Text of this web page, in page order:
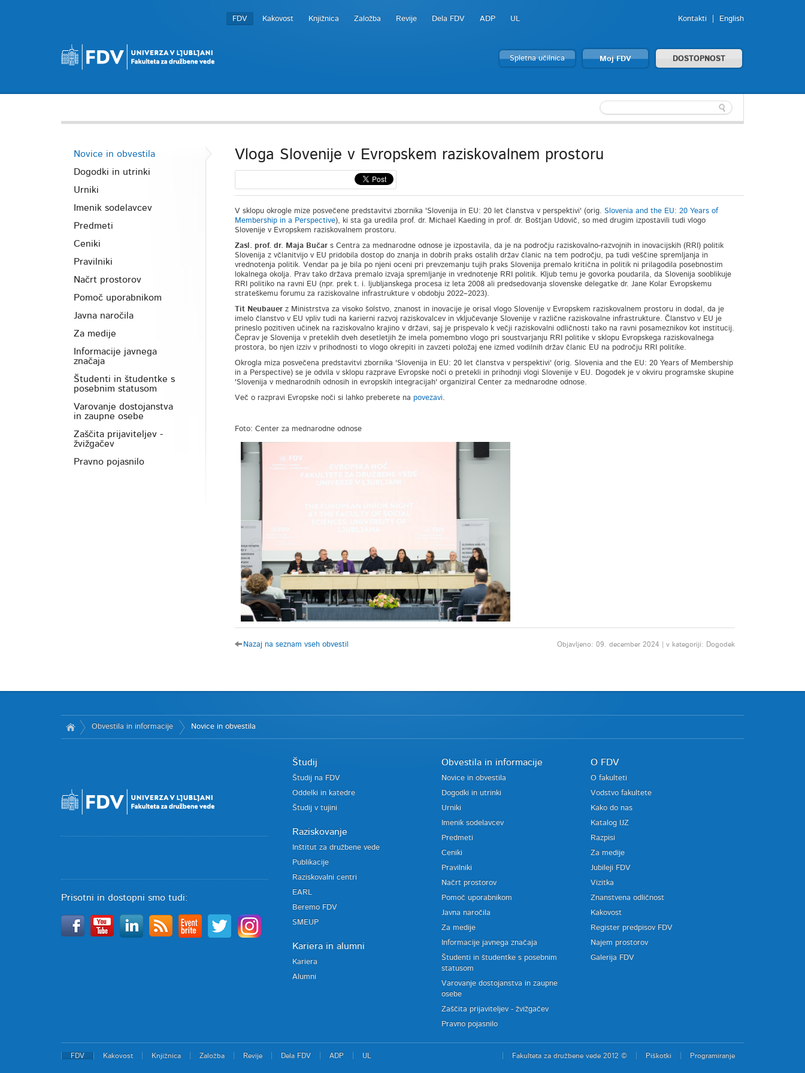
FDV Kakovost Knjižnica Založba Revije Dela FDV ADP UL Kontakti English
Spletna učilnica Moj FDV DOSTOPNOST
Novice in obvestila
Dogodki in utrinki
Urniki
Imenik sodelavcev
Predmeti
Ceniki
Pravilniki
Načrt prostorov
Pomoč uporabnikom
Javna naročila
Za medije
Informacije javnega
značaja
Študenti in študentke s
posebnim statusom
Varovanje dostojanstva
in zaupne osebe
Zaščita prijaviteljev -
žvižgačev
Pravno pojasnilo
Vloga Slovenije v Evropskem raziskovalnem prostoru
V sklopu okrogle mize posvečene predstavitvi zbornika 'Slovenija in EU: 20 let članstva v perspektivi' (orig. Slovenia and the EU: 20 Years of
Membership in a Perspective), ki sta ga uredila prof. dr. Michael Kaeding in prof. dr. Boštjan Udovič, so med drugim izpostavili tudi vlogo
Slovenije v Evropskem raziskovalnem prostoru.
Zasl. prof. dr. Maja Bučars Centra za mednarodne odnose je izpostavila, da je na področju raziskovalno-razvojnih in inovacijskih (RRI) politik
Slovenija z včlanitvijo v EU pridobila dostop do znanja in dobrih praks ostalih držav članic na tem področju, pa tudi veščine spremljanja in
vrednotenja politik. Vendar pa je bila po njeni oceni pri prevzemanju tujih praks Slovenija premalo kritična in politik ni prilagodila posebnostim
lokalnega okolja. Prav tako država premalo izvaja spremljanje in vrednotenje RRI politik. Kljub temu je govorka poudarila, da Slovenija sooblikuje
RRI politiko na ravni EU (npr. prek t. i. ljubljanskega procesa iz leta 2008 ali predsedovanja slovenske delegatke dr. Jane Kolar Evropskemu
strateškemu forumu za raziskovalne infrastrukture v obdobju 2022–2023).
Tit Neubauerz Ministrstva za visoko šolstvo, znanost in inovacije je orisal vlogo Slovenije v Evropskem raziskovalnem prostoru in dodal, da je
imelo članstvo v EU vpliv tudi na karierni razvoj raziskovalcev in vključevanje Slovenije v različne raziskovalne infrastrukture. Članstvo v EU je
prineslo pozitiven učinek na raziskovalno krajino v državi, saj je prispevalo k večji raziskovalni odličnosti tako na ravni posameznikov kot institucij.
Čeprav je Slovenija v preteklih dveh desetletjih že imela pomembno vlogo pri soustvarjanju RRI politike v sklopu Evropskega raziskovalnega
prostora, bo njen izziv v prihodnosti to vlogo okrepiti in zavzeti položaj ene izmed vodilnih držav članic EU na področju RRI politike.
Okrogla miza posvečena predstavitvi zbornika 'Slovenija in EU: 20 let članstva v perspektivi' (orig. Slovenia and the EU: 20 Years of Membership
in a Perspective) se je odvila v sklopu razprave Evropske noči o pretekli in prihodnji vlogi Slovenije v EU. Dogodek je v okviru programske skupine
'Slovenija v mednarodnih odnosih in evropskih integracijah' organiziral Center za mednarodne odnose.
Več o razpravi Evropske noči si lahko preberete na povezavi.
Foto: Center za mednarodne odnose
Nazaj na seznam vseh obvestil Objavljeno: 09. december 2024 | v kategoriji: Dogodek
Obvestila in informacije Novice in obvestila
Prisotni in dostopni smo tudi:
Študij
Študij na FDV
Oddelki in katedre
Študij v tujini
Raziskovanje
Inštitut za družbene vede
Publikacije
Raziskovalni centri
EARL
Beremo FDV
SMEUP
Kariera in alumni
Kariera
Alumni
Obvestila in informacije
Novice in obvestila
Dogodki in utrinki
Urniki
Imenik sodelavcev
Predmeti
Ceniki
Pravilniki
Načrt prostorov
Pomoč uporabnikom
Javna naročila
Za medije
Informacije javnega značaja
Študenti in študentke s posebnim
statusom
Varovanje dostojanstva in zaupne
osebe
Zaščita prijaviteljev - žvižgačev
Pravno pojasnilo
O FDV
O fakulteti
Vodstvo fakultete
Kako do nas
Katalog IJZ
Razpisi
Za medije
Jubileji FDV
Vizitka
Znanstvena odličnost
Kakovost
Register predpisov FDV
Najem prostorov
Galerija FDV
FDV Kakovost Knjižnica Založba Revije Dela FDV ADP UL Fakulteta za družbene vede 2012 © Piškotki Programiranje